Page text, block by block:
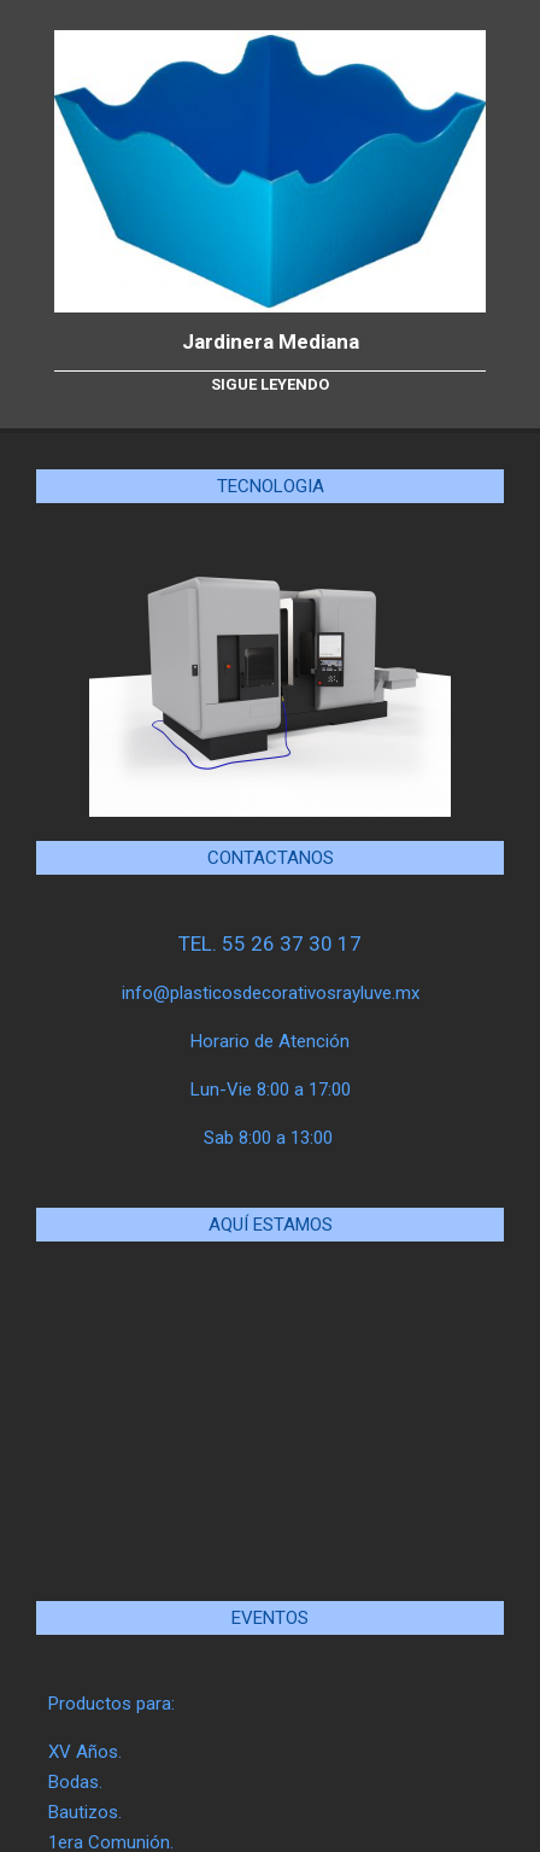
Jardinera Mediana
SIGUE LEYENDO
TECNOLOGIA
CONTACTANOS
TEL. 55 26 37 30 17
info@plasticosdecorativosrayluve.mx
Horario de Atención
Lun-Vie 8:00 a 17:00
Sab 8:00 a 13:00
AQUÍ ESTAMOS
EVENTOS
Productos para:
XV Años.
Bodas.
Bautizos.
1era Comunión.